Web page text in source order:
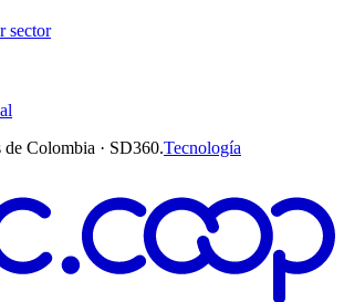
sector
Colombia · SD360.Tecnología